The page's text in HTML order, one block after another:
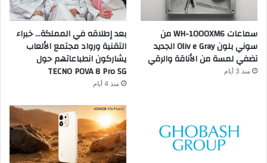
سماعات WH-1000XM6 من
سوني بلون Oliv e Gray الجديد
تضفي لمسة من الأناقة والرقي
منذ 3 أيام
بعد إطلاقه في المملكة… خبراء
التقنية ورواد مجتمع الألعاب
يشاركون انطباعاتهم حول
TECNO POVA 8 Pro 5G
منذ 4 أيام